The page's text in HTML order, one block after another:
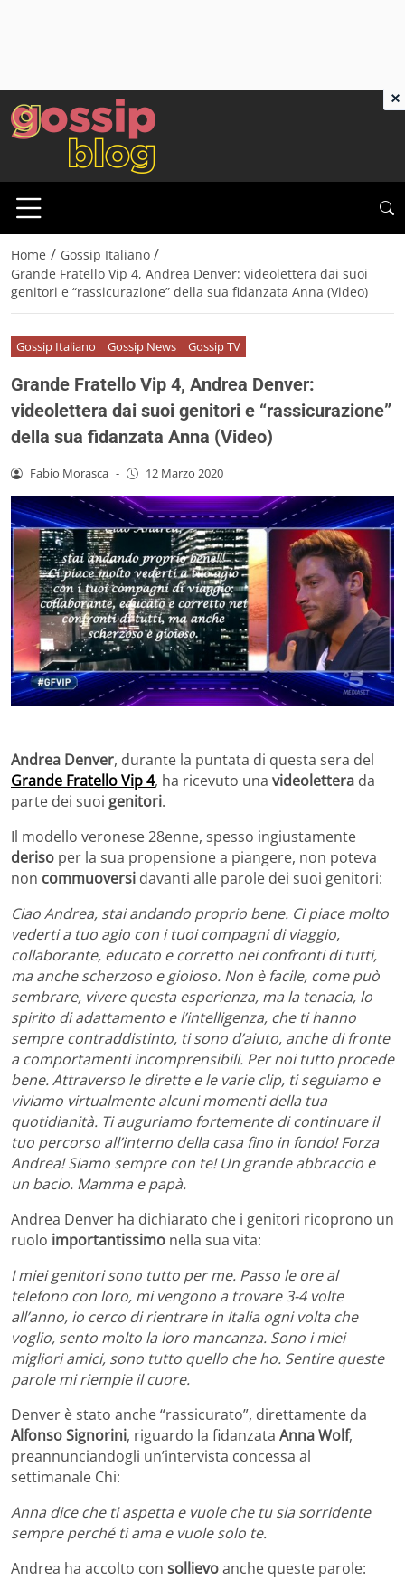
Home / Gossip Italiano /
Grande Fratello Vip 4, Andrea Denver: videolettera dai suoi
genitori e “rassicurazione” della sua fidanzata Anna (Video)
Gossip Italiano Gossip News Gossip TV
Grande Fratello Vip 4, Andrea Denver:
videolettera dai suoi genitori e “rassicurazione”
della sua fidanzata Anna (Video)
Fabio Morasca - 12 Marzo 2020
Andrea Denver, durante la puntata di questa sera del
Grande Fratello Vip 4, ha ricevuto una videolettera da
parte dei suoi genitori.
Il modello veronese 28enne, spesso ingiustamente
deriso per la sua propensione a piangere, non poteva
non commuoversi davanti alle parole dei suoi genitori:
Ciao Andrea, stai andando proprio bene. Ci piace molto
vederti a tuo agio con i tuoi compagni di viaggio,
collaborante, educato e corretto nei confronti di tutti,
ma anche scherzoso e gioioso. Non è facile, come può
sembrare, vivere questa esperienza, ma la tenacia, lo
spirito di adattamento e l’intelligenza, che ti hanno
sempre contraddistinto, ti sono d’aiuto, anche di fronte
a comportamenti incomprensibili. Per noi tutto procede
bene. Attraverso le dirette e le varie clip, ti seguiamo e
viviamo virtualmente alcuni momenti della tua
quotidianità. Ti auguriamo fortemente di continuare il
tuo percorso all’interno della casa fino in fondo! Forza
Andrea! Siamo sempre con te! Un grande abbraccio e
un bacio. Mamma e papà.
Andrea Denver ha dichiarato che i genitori ricoprono un
ruolo importantissimo nella sua vita:
I miei genitori sono tutto per me. Passo le ore al
telefono con loro, mi vengono a trovare 3-4 volte
all’anno, io cerco di rientrare in Italia ogni volta che
voglio, sento molto la loro mancanza. Sono i miei
migliori amici, sono tutto quello che ho. Sentire queste
parole mi riempie il cuore.
Denver è stato anche “rassicurato”, direttamente da
Alfonso Signorini, riguardo la fidanzata Anna Wolf,
preannunciandogli un’intervista concessa al
settimanale Chi:
Anna dice che ti aspetta e vuole che tu sia sorridente
sempre perché ti ama e vuole solo te.
Andrea ha accolto con sollievoanche queste parole:
×